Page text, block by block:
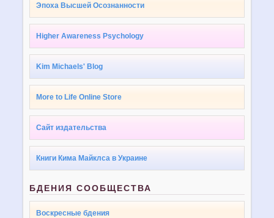
Эпоха Высшей Осознанности
Higher Awareness Psychology
Kim Michaels' Blog
More to Life Online Store
Сайт издательства
Книги Кима Майклса в Украине
БДЕНИЯ СООБЩЕСТВА
Воскресные бдения